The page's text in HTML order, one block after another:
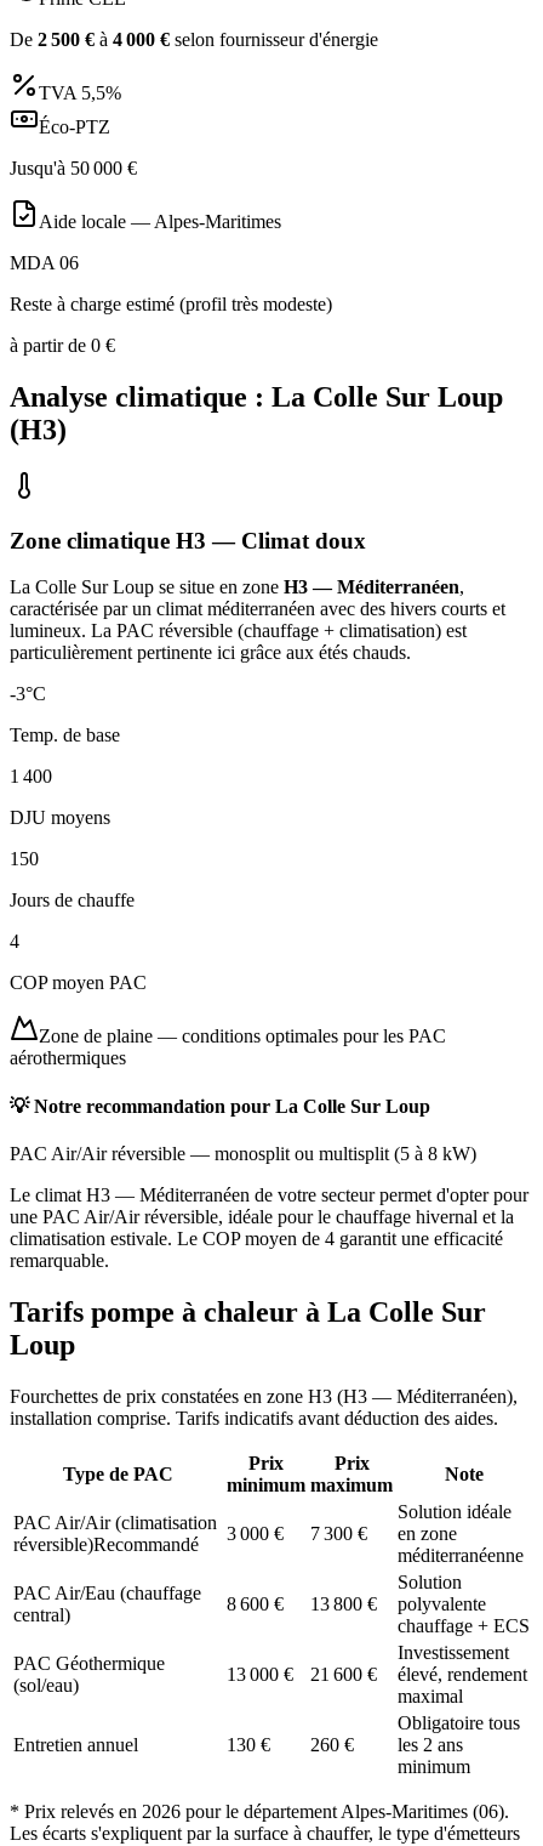
De 2 500 € à 4 000 € selon fournisseur d'énergie
TVA 5,5%
Éco-PTZ
Jusqu'à 50 000 €
Aide locale — Alpes-Maritimes
MDA 06
Reste à charge estimé (profil très modeste)
à partir de 0 €
Analyse climatique : La Colle Sur Loup
(H3)
Zone climatique H3 — Climat doux
La Colle Sur Loup se situe en zone H3 — Méditerranéen,
caractérisée par un climat méditerranéen avec des hivers courts et
lumineux. La PAC réversible (chauffage + climatisation) est
particulièrement pertinente ici grâce aux étés chauds.
-3°C
Temp. de base
1 400
DJU moyens
150
Jours de chauffe
4
COP moyen PAC
Zone de plaine — conditions optimales pour les PAC
aérothermiques
💡 Notre recommandation pour La Colle Sur Loup
PAC Air/Air réversible — monosplit ou multisplit (5 à 8 kW)
Le climat H3 — Méditerranéen de votre secteur permet d'opter pour
une PAC Air/Air réversible, idéale pour le chauffage hivernal et la
climatisation estivale. Le COP moyen de 4 garantit une efficacité
remarquable.
Tarifs pompe à chaleur à La Colle Sur
Loup
Fourchettes de prix constatées en zone H3 (H3 — Méditerranéen),
installation comprise. Tarifs indicatifs avant déduction des aides.
Type de PAC
Prix
minimum
Prix
maximum
Note
PAC Air/Air (climatisation
réversible)Recommandé
3 000 € 7 300 €
Solution idéale
en zone
méditerranéenne
PAC Air/Eau (chauffage
central)
8 600 € 13 800 €
Solution
polyvalente
chauffage + ECS
PAC Géothermique
(sol/eau)
13 000 € 21 600 €
Investissement
élevé, rendement
maximal
Entretien annuel 130 € 260 €
Obligatoire tous
les 2 ans
minimum
* Prix relevés en 2026 pour le département Alpes-Maritimes (06).
Les écarts s'expliquent par la surface à chauffer, le type d'émetteurs